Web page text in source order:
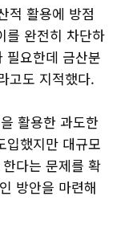
적 활용에 방점
를 완전히 차단하
요한데 금산분
고도 지적했다.
활용한 과도한
입했지만 대규모
다는 문제를 확
방안을 마련해